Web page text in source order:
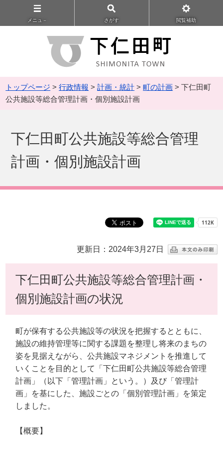
メニュ－ さがす 閲覧補助
トップページ >行政情報 >計画・統計 >町の計画 > 下仁田町
公共施設等総合管理計画・個別施設計画
下仁田町公共施設等総合管理
計画・個別施設計画
更新日：2024年3月27日
下仁田町公共施設等総合管理計画・
個別施設計画の状況
町が保有する公共施設等の状況を把握するとともに、
施設の維持管理等に関する課題を整理し将来のまちの
姿を見据えながら、公共施設マネジメントを推進して
いくことを目的として「下仁田町公共施設等総合管理
計画」（以下「管理計画」という。）及び「管理計
画」を基にした、施設ごとの「個別管理計画」を策定
しました。
【概要】